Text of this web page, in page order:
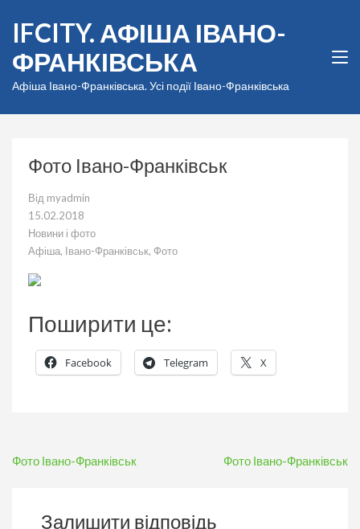
вмісту
(натисніть
Enter)
IFCITY. АФІША ІВАНО-
ФРАНКІВСЬКА
Афіша Івано-Франківська. Усі події Івано-Франківська
Фото Івано-Франківськ
Від myadmin
15.02.2018
Новини і фото
Афіша, Івано-Франківськ, Фото
Поширити це:
Facebook Telegram X
Навігація
Фото Івано-Франківськ Фото Івано-Франківськ
Залишити відповідь